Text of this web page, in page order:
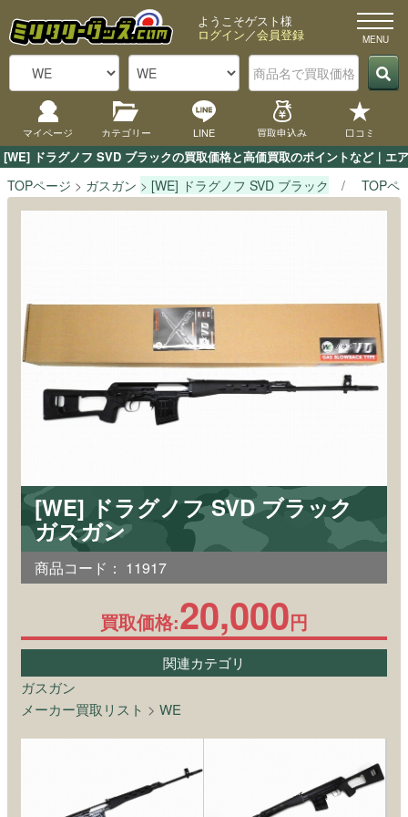
[WE] ドラグノフ SVD ブラックの買取価格と高価買取のポイントなど｜エ
ようこそゲスト様
ログイン／会員登録
マイページ カテゴリー LINE 買取申込み 口コミ
TOPページ ガスガン [WE] ドラグノフ SVD ブラック TOPペ
[WE] ドラグノフ SVD ブラック
ガスガン
商品コード： 11917
買取価格:20,000円
関連カテゴリ
ガスガン
メーカー買取リスト > WE